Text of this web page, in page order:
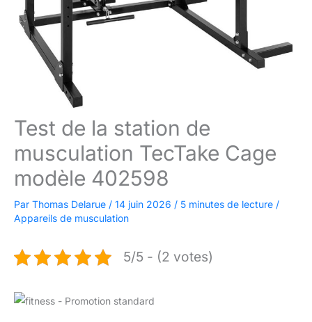
Test de la station de
musculation TecTake Cage
modèle 402598
Par Thomas Delarue / 14 juin 2026 / 5 minutes de lecture /
Appareils de musculation
5/5 - (2 votes)